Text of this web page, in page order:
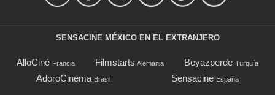
SENSACINE MÉXICO EN EL EXTRANJERO
AlloCiné Francia Filmstarts Alemania Beyazperde Turquía
AdoroCinema Brasil Sensacine España